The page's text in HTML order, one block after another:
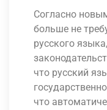
Согласно
больше не
русского
что русский
что